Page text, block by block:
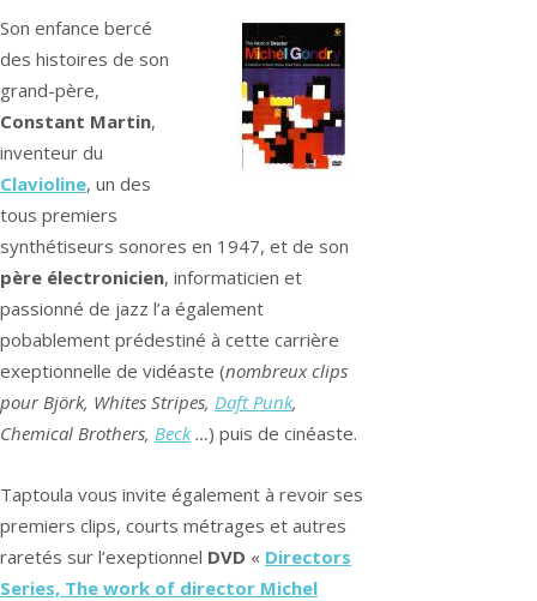
Son enfance bercé
des histoires de son
grand-père,
Constant Martin,
inventeur du
Clavioline, un des
tous premiers
synthétiseurs sonores en 1947, et de son
père électronicien, informaticien et
passionné de jazz l’a également
pobablement prédestiné à cette carrière
exeptionnelle de vidéaste (nombreux clips
pour Björk, Whites Stripes, Daft Punk,
Chemical Brothers, Beck…) puis de cinéaste.
Taptoula vous invite également à revoir ses
premiers clips, courts métrages et autres
raretés sur l’exeptionnel DVD « Directors
Series, The work of director Michel